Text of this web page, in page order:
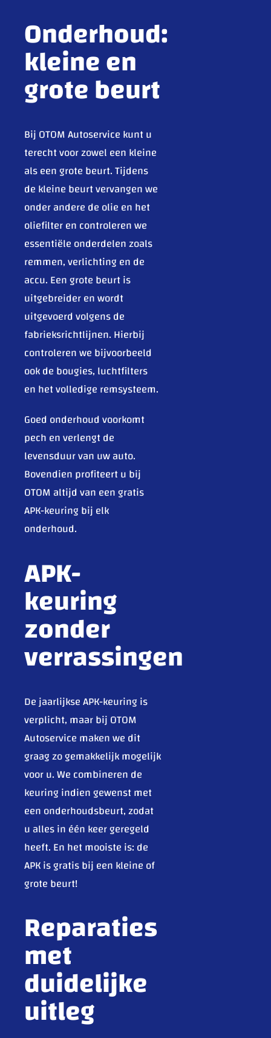
Onderhoud:
kleine en
grote beurt
Bij OTOM Autoservice kunt u
terecht voor zowel een kleine
als een grote beurt. Tijdens
de kleine beurt vervangen we
onder andere de olie en het
oliefilter en controleren we
essentiële onderdelen zoals
remmen, verlichting en de
accu. Een grote beurt is
uitgebreider en wordt
uitgevoerd volgens de
fabrieksrichtlijnen. Hierbij
controleren we bijvoorbeeld
ook de bougies, luchtfilters
en het volledige remsysteem.
Goed onderhoud voorkomt
pech en verlengt de
levensduur van uw auto.
Bovendien profiteert u bij
OTOM altijd van een gratis
APK-keuring bij elk
onderhoud.
APK-
keuring
zonder
verrassingen
De jaarlijkse APK-keuring is
verplicht, maar bij OTOM
Autoservice maken we dit
graag zo gemakkelijk mogelijk
voor u. We combineren de
keuring indien gewenst met
een onderhoudsbeurt, zodat
u alles in één keer geregeld
heeft. En het mooiste is: de
APK is gratis bij een kleine of
grote beurt!
Reparaties
met
duidelijke
uitleg